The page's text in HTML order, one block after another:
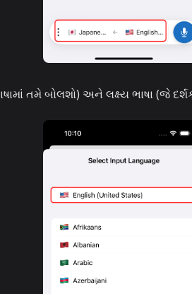
તમે બોલશો) અને લક્ષ્ય ભાષા (જે